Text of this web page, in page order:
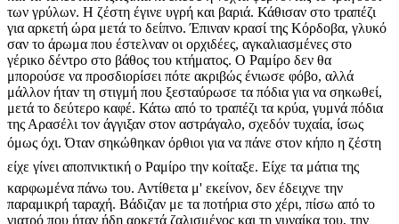
των γρύλων. Η ζέστη έγινε υγρή και βαριά. Κάθισαν στο τραπέζι
για αρκετή ώρα μετά το δείπνο. Έπιναν κρασί της Κόρδοβα, γλυκό
σαν το άρωμα που έστελναν οι ορχιδέες, αγκαλιασμένες στο
γέρικο δέντρο στο βάθος του κτήματος. Ο Ραμίρο δεν θα
μπορούσε να προσδιορίσει πότε ακριβώς ένιωσε φόβο, αλλά
μάλλον ήταν τη στιγμή που ξεσταύρωσε τα πόδια για να σηκωθεί,
μετά το δεύτερο καφέ. Κάτω από το τραπέζι τα κρύα, γυμνά πόδια
της Αρασέλι τον άγγιξαν στον αστράγαλο, σχεδόν τυχαία, ίσως
όμως όχι. Όταν σηκώθηκαν όρθιοι για να πάνε στον κήπο η ζέστη
είχε γίνει αποπνικτική ο Ραμίρο την κοίταξε. Είχε τα μάτια της
καρφωμένα πάνω του. Αντίθετα μ' εκείνον, δεν έδειχνε την
παραμικρή ταραχή. Βάδιζαν με τα ποτήρια στο χέρι, πίσω από το
γιατρό που ήταν ήδη αρκετά ζαλισμένος και τη γυναίκα του, την